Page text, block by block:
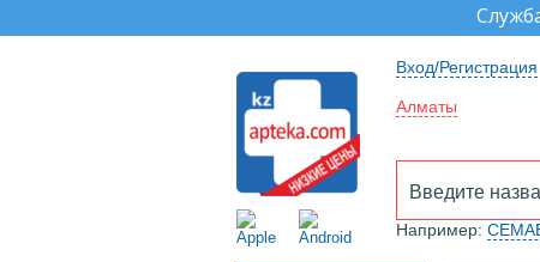
Вход/Регистрация
Алматы
Например: